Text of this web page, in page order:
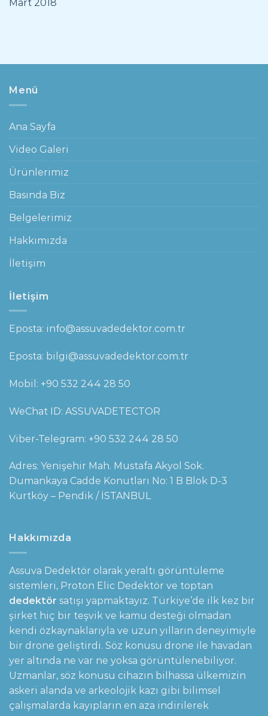
Mart 2018
Menü
Ana Sayfa
Video Galeri
Ürünlerimiz
Basında Biz
Belgelerimiz
Hakkımızda
İletişim
İletişim
Eposta: info@assuvadedektor.com.tr
Eposta: bilgi@assuvadedektor.com.tr
Mobil: +90 532 244 28 50
WeChat ID: ASSUVADETECTOR
Viber-Telegram: +90 532 244 28 50
Adres: Yenişehir Mah. Mustafa Akyol Sok.
Dumankaya Cadde Konutları No: 1 B Blok D-3
Kurtköy – Pendik / İSTANBUL
Hakkımızda
Assuva Dedektör olarak yeraltı görüntüleme
sistemleri, Proton Elic Dedektör ve toptan
dedektör satışı yapmaktayız. Türkiye’de ilk kez bir
şirket hiç bir teşvik ve kamu desteği olmadan
kendi özkaynaklarıyla ve uzun yılların deneyimiyle
bir drone geliştirdi. Söz konusu drone ile havadan
yer altında ne var ne yoksa görüntülenebiliyor.
Uzmanlar, söz konusu cihazın bilhassa ülkemizin
askeri alanda ve arkeolojik kazı gibi bilimsel
çalışmalarda kayıpların en aza indirilerek